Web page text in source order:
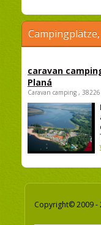
caravan
Planá
Caravan camping ,
Copyright© 2009 -